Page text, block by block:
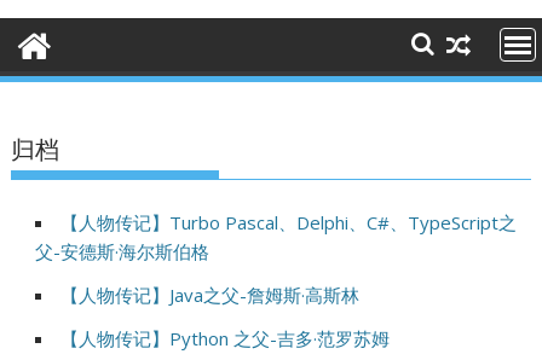
归档
【人物传记】Turbo Pascal、Delphi、C#、TypeScript之
父-安德斯·海尔斯伯格
【人物传记】Java之父-詹姆斯·高斯林
【人物传记】Python 之父-吉多·范罗苏姆